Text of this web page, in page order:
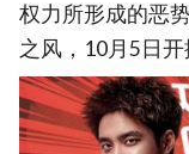
权力所形成的恶
之风，10月5日开